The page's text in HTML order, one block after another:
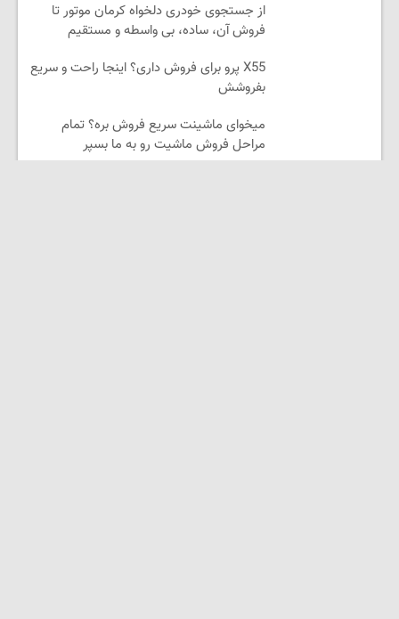
از جستجوی خودری دلخواه کرمان موتور تا
فروش آن، ساده، بی واسطه و مستقیم
X55 پرو برای فروش داری؟ اینجا راحت و سریع
بفروشش
میخوای ماشینت سریع فروش بره؟ تمام
مراحل فروش ماشیت رو به ما بسپر